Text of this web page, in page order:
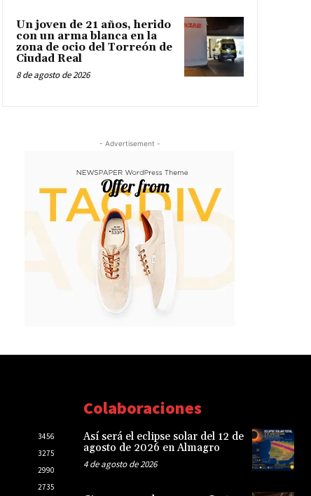
Un joven de 21 años, herido
con un arma blanca en la
zona de ocio del Torreón de
Ciudad Real
8 de agosto de 2026
- Advertisement -
3456
3275
2990
2735
Colaboraciones
Así será el eclipse solar del 12 de
agosto de 2026 en Almagro
4 de agosto de 2026